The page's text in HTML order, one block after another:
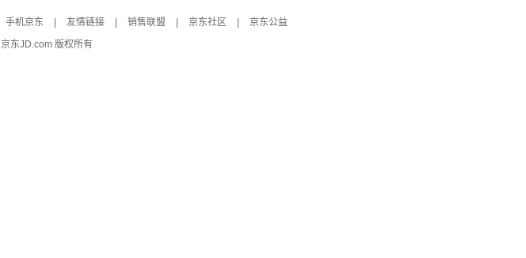
手机京东 友情链接 销售联盟 京东社区
京东公益
京东JD.com 版权所有